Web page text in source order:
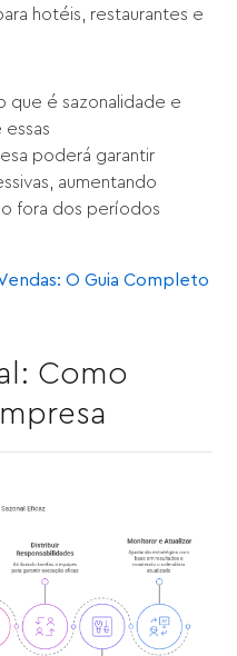
hotéis, restaurantes e
que é sazonalidade e
poderá garantir
aumentando
fora dos períodos
O Guia Completo
Como